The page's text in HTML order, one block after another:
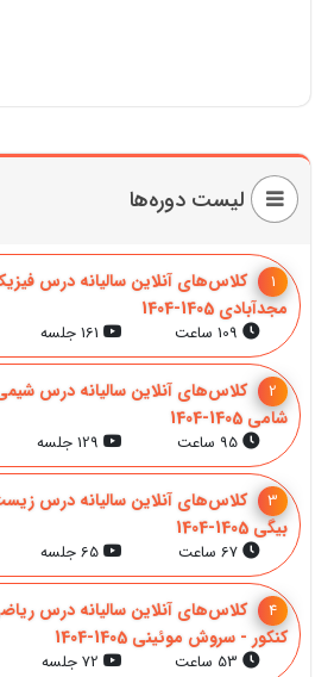
لیست دوره‌ها
1
کلاس‌های آنلاین سالیانه درس
مجدآبادی 1405-1404
2
کلاس‌های آنلاین سالیانه درس
شامی 1405-1404
95 ساعت
3
کلاس‌های آنلاین سالیانه درس
بیگی 1405-1404
67 ساعت
4
کلاس‌های آنلاین سالیانه درس
کنکور - سروش موئینی 1405-1404